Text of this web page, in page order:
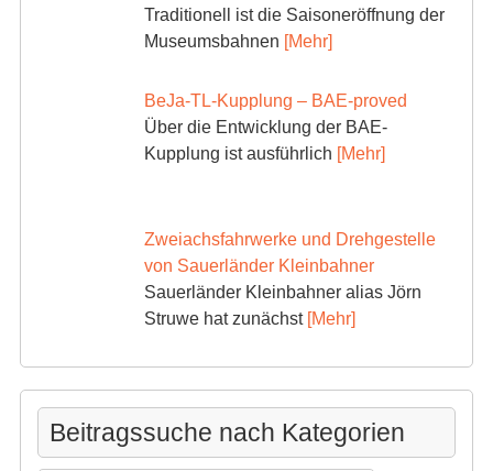
Traditionell ist die Saisoneröffnung der
Museumsbahnen [Mehr]
BeJa-TL-Kupplung – BAE-proved
Über die Entwicklung der BAE-
Kupplung ist ausführlich [Mehr]
Zweiachsfahrwerke und Drehgestelle
von Sauerländer Kleinbahner
Sauerländer Kleinbahner alias Jörn
Struwe hat zunächst [Mehr]
Beitragssuche nach Kategorien